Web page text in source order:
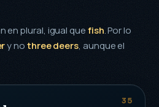
en plural, igual quefish. Por lo
y nothree deers, aunque el
35